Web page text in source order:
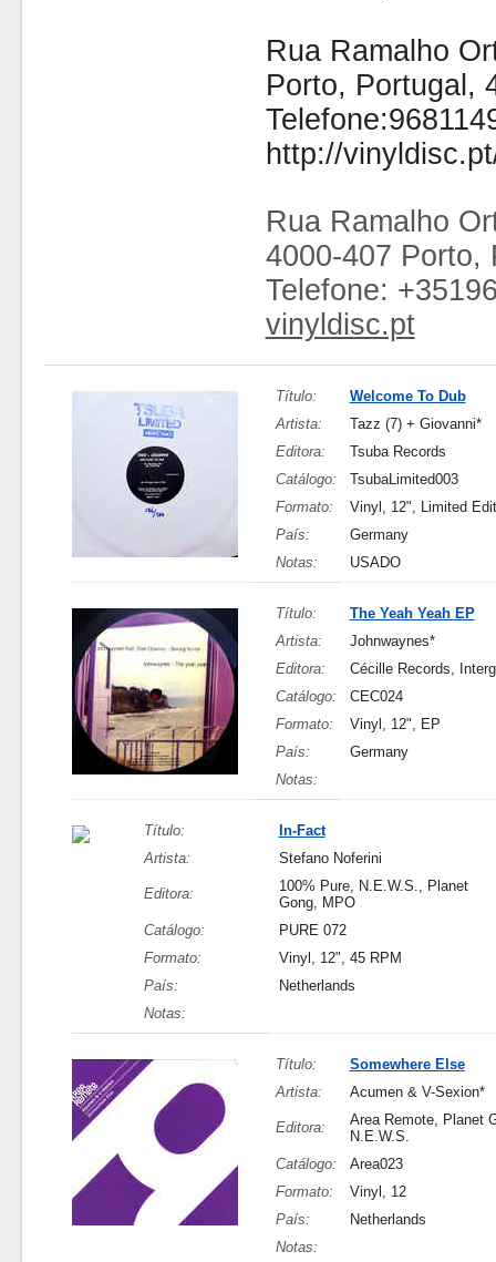
Rua Ramalho
Porto, Portugal,
http://
Rua Ramalho
4000-407 Porto,
Telefone:
vinyldisc.pt
Título:
Welcome To Dub
Artista:
Tazz (7) + Giovanni*
Editora:
Tsuba Records
Catálogo:
TsubaLimited003
Formato:
Vinyl, 12", Limited
País:
Germany
Notas:
USADO
Título:
The Yeah Yeah EP
Artista:
Johnwaynes*
Editora:
Cécille Records,
Catálogo:
CEC024
Formato:
Vinyl, 12", EP
País:
Germany
Notas:
Título:
In-Fact
Artista:
Stefano Noferini
Editora:
100% Pure, N.E.W.S., Planet
Gong, MPO
Catálogo:
PURE 072
Formato:
Vinyl, 12", 45 RPM
País:
Netherlands
Notas:
Título:
Somewhere Else
Artista:
Acumen & V-Sexion*
Editora:
Area Remote, Planet
N.E.W.S.
Catálogo:
Area023
Formato:
Vinyl, 12
País:
Netherlands
Notas: